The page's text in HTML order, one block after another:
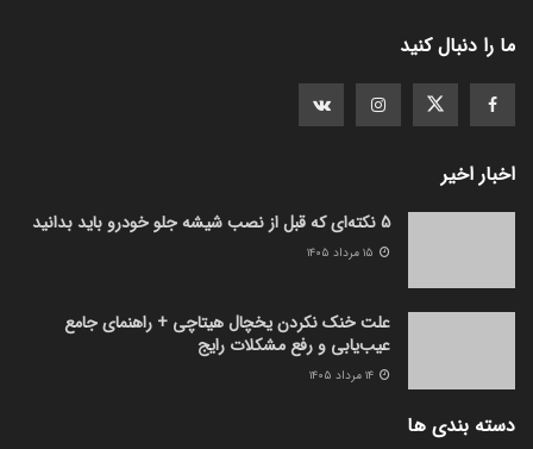
ما را دنبال کنید
اخبار اخیر
5 نکته‌ای که قبل از نصب شیشه جلو خودرو باید بدانید
علت خنک نکردن یخچال هیتاچی + راهنمای جامع
عیب‌یابی و رفع مشکلات رایج
دسته بندی ها